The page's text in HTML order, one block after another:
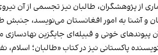
از پژوهشگران، طالبان نیز تجسمی از آن
و آشنا به امور افغانستان می‌نویسد، جنبش
پیوندهای خونی و قبیله‌ای جایگزین نهادسازی
پاکستانی نیز در کتاب «طالبان؛